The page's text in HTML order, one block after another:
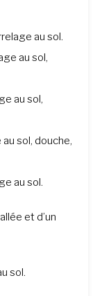
au sol.
au sol,
au sol,
sol, douche,
au sol.
et d’un
sol.